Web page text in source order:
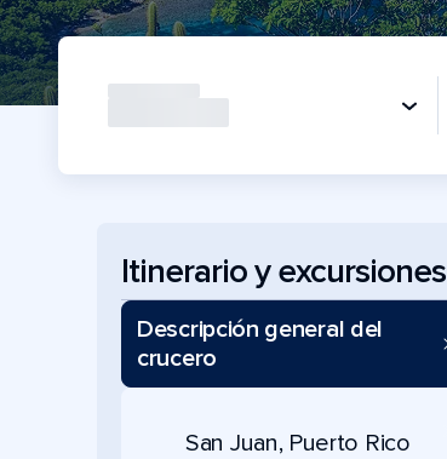
Itinerario y excursiones
Descripción general del
crucero
San Juan, Puerto Rico